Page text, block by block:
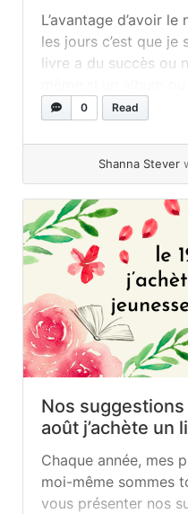
L’avantage d’avoir
les jours c’est que
livre a du succès ou
coeur monumental
0 Read
Shanna Stever
Nos
août j’achète un
Chaque année, mes
moi-même sommes
vous présenter nos